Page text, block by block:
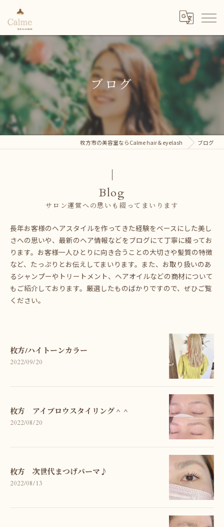
ブログ
枚方市の美容室ならCalme hair＆eyelash ブログ
Blog
サロン運営への思いも綴ってまいります
長年お客様のヘアスタイルを作ってきた経験をベースにした美し
さへの思いや、最新のヘア情報などをブログにて丁寧に綴ってお
ります。お客様一人ひとりに向き合うことの大切さや髪質の特徴
など、たっぷりとお伝えしてまいります。また、お取り扱いのあ
るシャンプーやトリートメント、ヘアオイルなどの商材について
もご紹介しております。厳選したものばかりですので、ぜひご覧
ください。
枚方/ハイトーンカラー
2022/09/20
枚方 アイブロウスタイリング＾＾
2022/08/20
枚方 次世代まつげパーマ♪
2022/08/13